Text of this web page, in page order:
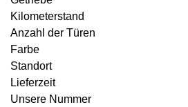
Kilometerstand
Anzahl der Türen
Farbe
Standort
Lieferzeit
Unsere Nummer